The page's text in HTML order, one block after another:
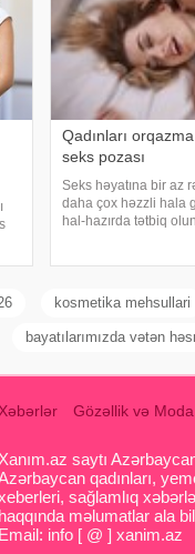
Qadınları
seks pozası
Seks həyatına bir az
daha çox həzzli hala
hal-hazırda tətbiq
kosmetika mehsullari
bayatılarımızda vətən
Xəbərlər Gözəllik və Moda
Xanım.az saytı
qadınları,
sağlamlıq
haqqında məlumatlar ala
Email: info [ @ ] xanim.az